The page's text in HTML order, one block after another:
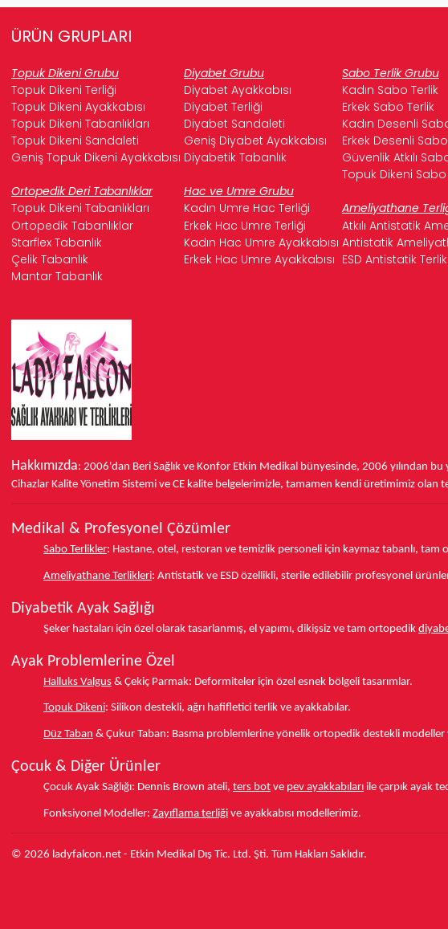
ÜRÜN GRUPLARI
Topuk Dikeni Grubu Diyabet Grubu Sabo Terlik Grubu
Topuk Dikeni Terliği
Diyabet Ayakkabısı Kadın Sabo Terlik
Topuk Dikeni Ayakkabısı
Diyabet Terliği Erkek Sabo Terlik
Topuk Dikeni Tabanlıkları
Diyabet Sandaleti Kadın Desenli
Topuk Dikeni Sandaleti
Geniş Diyabet Ayakkabısı Erkek Desenli
Geniş Topuk Dikeni Ayakkabısı Diyabetik Tabanlık Güvenlik Atkılı
Topuk Dikeni Sabo
Ortopedik Deri Tabanlıklar
Hac ve Umre Grubu
Topuk Dikeni Tabanlıkları
Kadın Umre Hac Terliği Ameliyathane
Ortopedik Tabanlıklar
Erkek Hac Umre Terliği Atkılı Antistatik
Starflex Tabanlık
Kadın Hac Umre Ayakkabısı Antistatik
Çelik Tabanlık
Erkek Hac Umre Ayakkabısı ESD Antistatik Terlik
Mantar Tabanlık
Hakkımızda: 2006'dan Beri Sağlık ve Konfor Etkin Medikal bünyesinde, 2006 yılından bu
Cihazlar Kalite Yönetim Sistemi ve CE kalite belgelerimizle, tamamen kendi üretimimiz olan
Medikal & Profesyonel Çözümler
Sabo Terlikler: Hastane, otel, restoran ve temizlik personeli için kaymaz tabanlı, tam
Ameliyathane Terlikleri: Antistatik ve ESD özellikli, sterile edilebilir profesyonel
Diyabetik Ayak Sağlığı
Şeker hastaları için özel olarak tasarlanmış, el yapımı, dikişsiz ve tam ortopedik
Ayak Problemlerine Özel
Halluks Valgus & Çekiç Parmak: Deformiteler için özel esnek bölgeli tasarımlar.
Topuk Dikeni: Silikon destekli, ağrı hafifletici terlik ve ayakkabılar.
Düz Taban & Çukur Taban: Basma problemlerine yönelik ortopedik destekli modeller
Çocuk & Diğer Ürünler
Çocuk Ayak Sağlığı: Dennis Brown ateli, ters bot ve pev ayakkabıları ile çarpık ayak
Fonksiyonel Modeller: Zayıflama terliği ve ayakkabısı modellerimiz.
© 2026 ladyfalcon.net - Etkin Medikal Dış Tic. Ltd. Şti. Tüm Hakları Saklıdır.